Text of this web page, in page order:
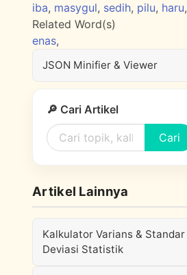
iba, masygul, sedih, pilu, haru,
Related Word(s)
enas,
JSON Minifier & Viewer
🔎 Cari Artikel
Cari
Artikel Lainnya
Kalkulator Varians & Standar
Deviasi Statistik